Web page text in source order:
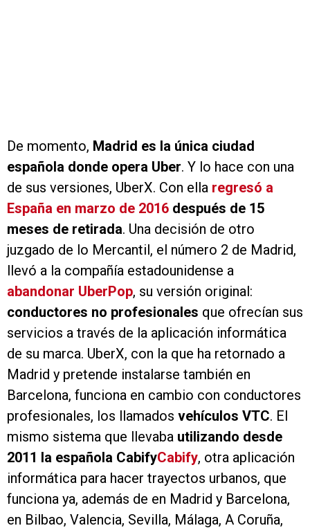
De momento, Madrid es la única ciudad
española donde opera Uber. Y lo hace con una
de sus versiones, UberX. Con ella regresó a
España en marzo de 2016 después de 15
meses de retirada. Una decisión de otro
juzgado de lo Mercantil, el número 2 de Madrid,
llevó a la compañía estadounidense a
abandonar UberPop, su versión original:
conductores no profesionales que ofrecían sus
servicios a través de la aplicación informática
de su marca. UberX, con la que ha retornado a
Madrid y pretende instalarse también en
Barcelona, funciona en cambio con conductores
profesionales, los llamados vehículos VTC. El
mismo sistema que llevaba utilizando desde
2011 la española CabifyCabify, otra aplicación
informática para hacer trayectos urbanos, que
funciona ya, además de en Madrid y Barcelona,
en Bilbao, Valencia, Sevilla, Málaga, A Coruña,